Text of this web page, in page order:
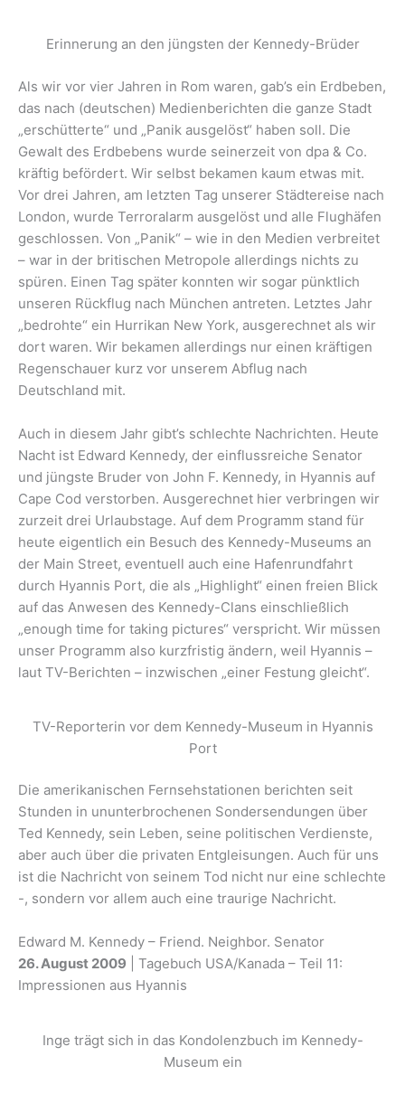
Erinnerung an den jüngsten der Kennedy-Brüder
Als wir vor vier Jahren in Rom waren, gab’s ein Erdbeben,
das nach (deutschen) Medienberichten die ganze Stadt
„erschütterte“ und „Panik ausgelöst“ haben soll. Die
Gewalt des Erdbebens wurde seinerzeit von dpa & Co.
kräftig befördert. Wir selbst bekamen kaum etwas mit.
Vor drei Jahren, am letzten Tag unserer Städtereise nach
London, wurde Terroralarm ausgelöst und alle Flughäfen
geschlossen. Von „Panik“ – wie in den Medien verbreitet
– war in der britischen Metropole allerdings nichts zu
spüren. Einen Tag später konnten wir sogar pünktlich
unseren Rückflug nach München antreten. Letztes Jahr
„bedrohte“ ein Hurrikan New York, ausgerechnet als wir
dort waren. Wir bekamen allerdings nur einen kräftigen
Regenschauer kurz vor unserem Abflug nach
Deutschland mit.
Auch in diesem Jahr gibt’s schlechte Nachrichten. Heute
Nacht ist Edward Kennedy, der einflussreiche Senator
und jüngste Bruder von John F. Kennedy, in Hyannis auf
Cape Cod verstorben. Ausgerechnet hier verbringen wir
zurzeit drei Urlaubstage. Auf dem Programm stand für
heute eigentlich ein Besuch des Kennedy-Museums an
der Main Street, eventuell auch eine Hafenrundfahrt
durch Hyannis Port, die als „Highlight“ einen freien Blick
auf das Anwesen des Kennedy-Clans einschließlich
„enough time for taking pictures“ verspricht. Wir müssen
unser Programm also kurzfristig ändern, weil Hyannis –
laut TV-Berichten – inzwischen „einer Festung gleicht“.
TV-Reporterin vor dem Kennedy-Museum in Hyannis
Port
Die amerikanischen Fernsehstationen berichten seit
Stunden in ununterbrochenen Sondersendungen über
Ted Kennedy, sein Leben, seine politischen Verdienste,
aber auch über die privaten Entgleisungen. Auch für uns
ist die Nachricht von seinem Tod nicht nur eine schlechte
-, sondern vor allem auch eine traurige Nachricht.
Edward M. Kennedy – Friend. Neighbor. Senator
26. August 2009 | Tagebuch USA/Kanada – Teil 11:
Impressionen aus Hyannis
Inge trägt sich in das Kondolenzbuch im Kennedy-
Museum ein